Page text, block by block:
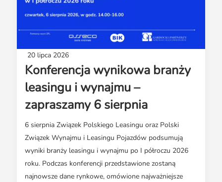
20 lipca 2026
Konferencja wynikowa branży
leasingu i wynajmu –
zapraszamy 6 sierpnia
6 sierpnia Związek Polskiego Leasingu oraz Polski
Związek Wynajmu i Leasingu Pojazdów podsumują
wyniki branży leasingu i wynajmu po I półroczu 2026
roku. Podczas konferencji przedstawione zostaną
najnowsze dane rynkowe, omówione najważniejsze